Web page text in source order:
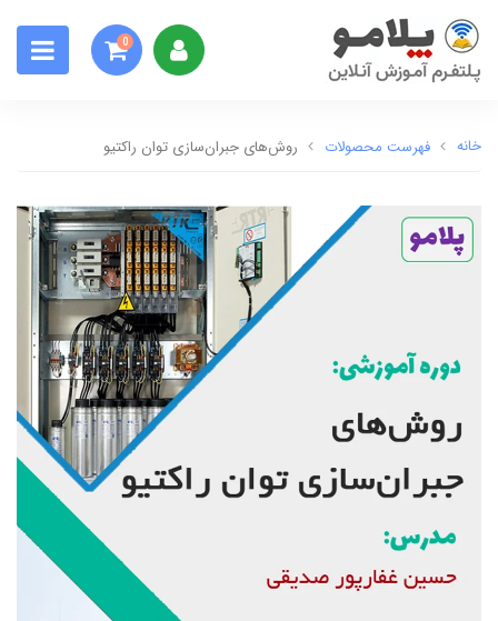
0
خانه فهرست محصولات روش‌های جبران‌سازی توان راکتیو